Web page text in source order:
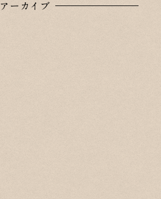
アーカイブ